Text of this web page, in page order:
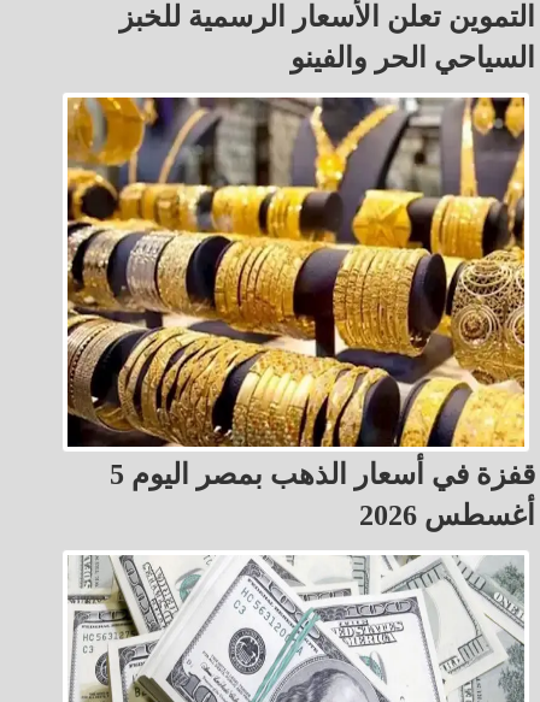
التموين تعلن الأسعار الرسمية للخبز
السياحي الحر والفينو
قفزة في أسعار الذهب بمصر اليوم 5
أغسطس 2026